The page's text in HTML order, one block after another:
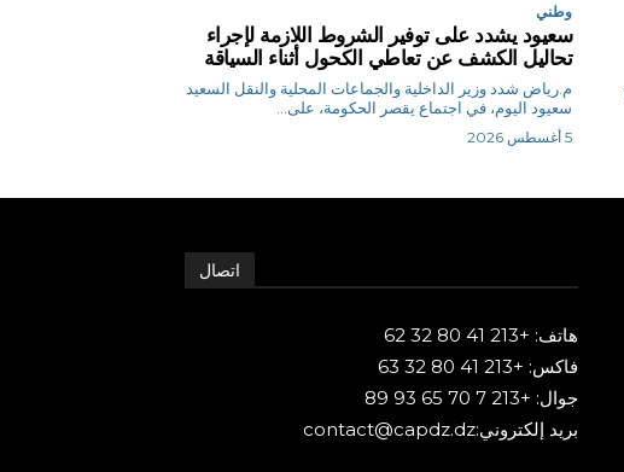
وطني
سعيود يشدد على توفير الشروط اللازمة لإجراء
تحاليل الكشف عن تعاطي الكحول أثناء السياقة
م.رياض شدد وزير الداخلية والجماعات المحلية والنقل السعيد
سعيود اليوم، في اجتماع يقصر الحكومة، على...
5 أغسطس 2026
اتصال
هاتف: +213 41 80 32 62
فاكس: +213 41 80 32 63
جوال: +213 7 70 65 93 89
بريد إلكتروني:contact@capdz.dz